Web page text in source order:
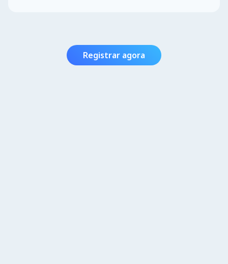
Registrar agora